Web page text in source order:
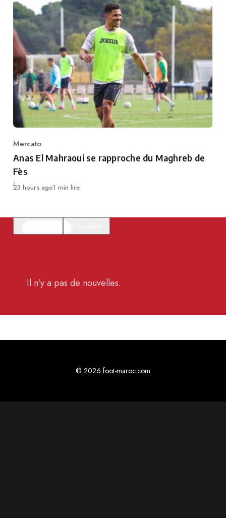
Category
Mercato
Anas El Mahraoui se rapproche du Maghreb de
Fès
Publié
23 hours ago1 min lire
Il n'y a pas de nouvelles.
© 2026 foot-maroc.com